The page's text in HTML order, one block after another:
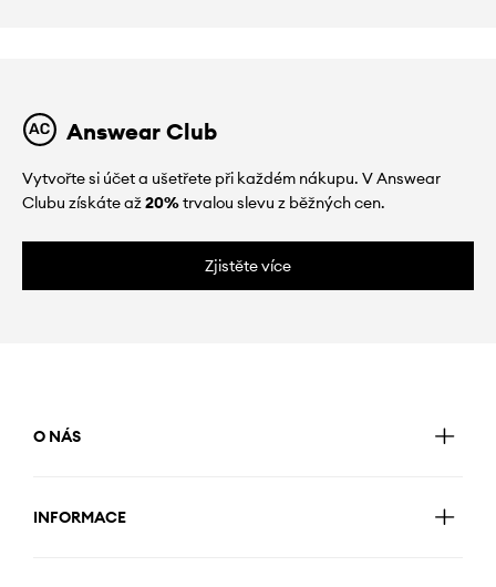
Answear Club
Vytvořte si účet a ušetřete při každém nákupu. V Answear
Clubu získáte až20%trvalou slevu z běžných cen.
Zjistěte více
O NÁS
INFORMACE